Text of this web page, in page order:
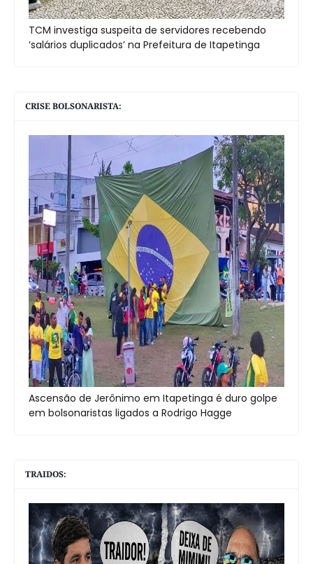
TCM investiga suspeita de servidores recebendo
‘salários duplicados’ na Prefeitura de Itapetinga
CRISE BOLSONARISTA:
Ascensão de Jerônimo em Itapetinga é duro golpe
em bolsonaristas ligados a Rodrigo Hagge
TRAIDOS: